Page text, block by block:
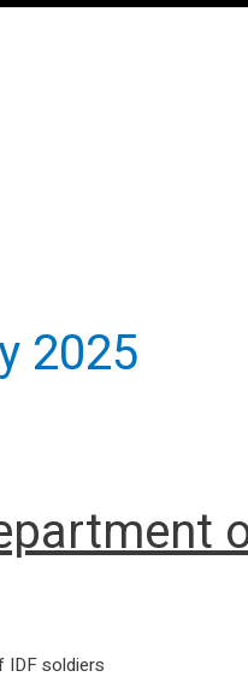
2025
IDF soldiers